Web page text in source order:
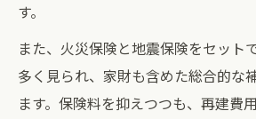
す。
また、火災保険と地震保険をセット
多く見られ、家財も含めた総合的な
ます。保険料を抑えつつも、再建費